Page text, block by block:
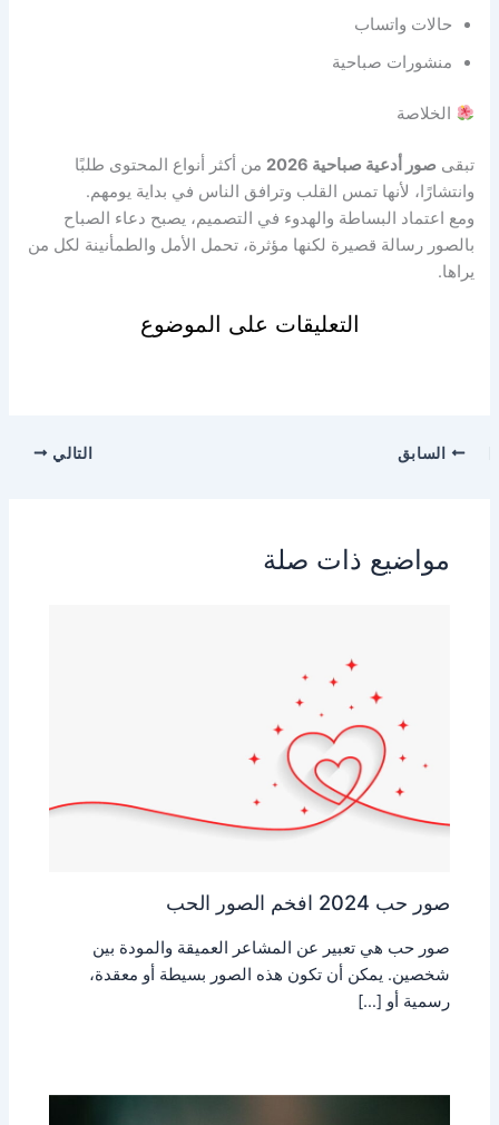
حالات واتساب
منشورات صباحية
الخلاصة
تبقى صور أدعية صباحية 2026
من أكثر أنواع المحتوى طلبًا
وانتشارًا، لأنها تمس القلب وترافق الناس في بداية يومهم.
ومع اعتماد البساطة والهدوء في التصميم، يصبح دعاء الصباح
بالصور رسالة قصيرة لكنها مؤثرة، تحمل الأمل والطمأنينة لكل من
يراها.
التعليقات على الموضوع
السابق التالي
مواضيع ذات صلة
صور حب 2024 افخم الصور الحب
صور حب هي تعبير عن المشاعر العميقة والمودة بين
شخصين. يمكن أن تكون هذه الصور بسيطة أو معقدة،
رسمية أو […]